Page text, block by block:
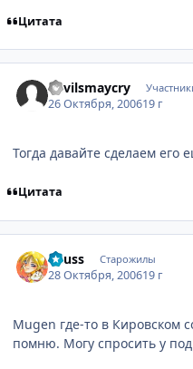
Цитата
devilsmaycry
26 Октября, 200619 г
Тогда давайте сделаем его
Цитата
Reuss Старожилы
28 Октября, 200619 г
Mugen где-то в Кировском
помню. Могу спросить у